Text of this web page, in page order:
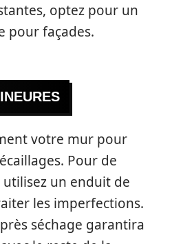
optez pour un
pour façades.
votre mur pour
Pour de
un enduit de
les imperfections.
séchage garantira